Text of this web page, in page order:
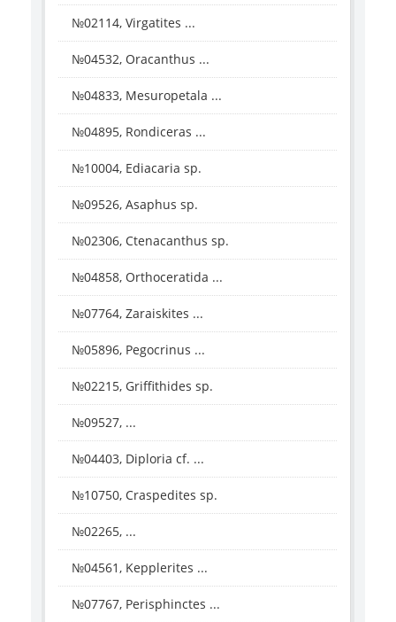
№02114, Virgatites ...
№04532, Oracanthus ...
№04833, Mesuropetala ...
№04895, Rondiceras ...
№10004, Ediacaria sp.
№09526, Asaphus sp.
№02306, Ctenacanthus sp.
№04858, Orthoceratida ...
№07764, Zaraiskites ...
№05896, Pegocrinus ...
№02215, Griffithides sp.
№09527, ...
№04403, Diploria cf. ...
№10750, Craspedites sp.
№02265, ...
№04561, Kepplerites ...
№07767, Perisphinctes ...